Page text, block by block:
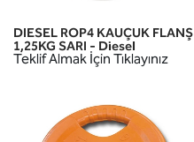
DIESEL ROP4 KAUÇUK FLANŞ
1,25KG SARI - Diesel
Teklif Almak İçin Tıklayınız